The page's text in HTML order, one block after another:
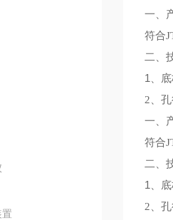
一、
符合
二、
1、
2、
一、
符合
二、
1、
2、